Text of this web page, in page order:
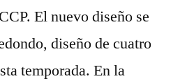
El nuevo diseño se
diseño de cuatro
temporada. En la